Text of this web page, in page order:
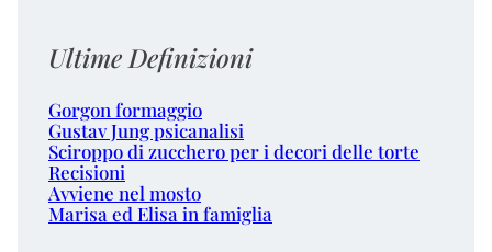
Ultime Definizioni
Gorgon formaggio
Gustav Jung psicanalisi
Sciroppo di zucchero per i decori delle torte
Recisioni
Avviene nel mosto
Marisa ed Elisa in famiglia